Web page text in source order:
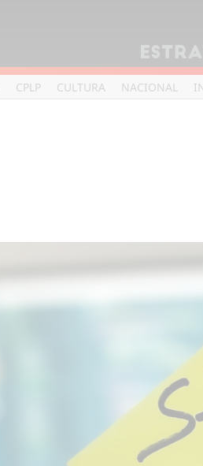
CPLP CULTURA NACIONAL